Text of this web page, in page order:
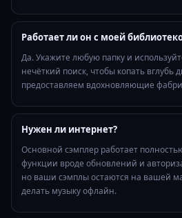
Работает ли он с моей
Да. Укажите любую папку и
нечёткий поиск, чтобы копать вглубь
предоставляем вдохновляющие
Нужен ли интернет?
Основной сэмплер работает
функции вроде обновлений и
но ваши сэмплы остаются на вашей
делать музыку офлайн.